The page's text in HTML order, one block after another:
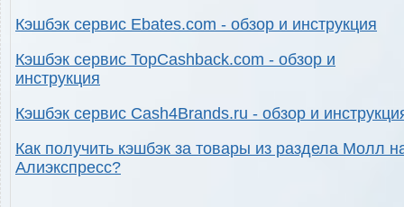
Кэшбэк сервис Ebates.com - обзор и инструкция
Кэшбэк сервис TopCashback.com - обзор и
инструкция
Кэшбэк сервис Cash4Brands.ru - обзор и
Как получить кэшбэк за товары из раздела Молл
Алиэкспресс?